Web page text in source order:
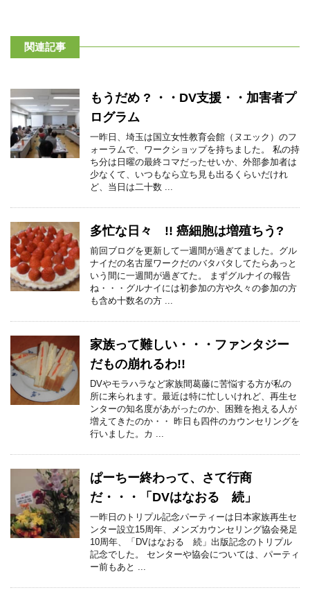
関連記事
もうだめ ? ・・DV支援・・加害者プ
ログラム
一昨日、埼玉は国立女性教育会館（ヌエック）のフ
ォーラムで、ワークショップを持ちました。 私の持
ち分は日曜の最終コマだったせいか、外部参加者は
少なくて、いつもなら立ち見も出るくらいだけれ
ど、当日は二十数 ...
多忙な日々 !! 癌細胞は増殖ちう?
前回ブログを更新して一週間が過ぎてました。グル
ナイだの名古屋ワークだのバタバタしてたらあっと
いう間に一週間が過ぎてた。 まずグルナイの報告
ね・・・グルナイには初参加の方や久々の参加の方
も含め十数名の方 ...
家族って難しい・・・ファンタジー
だもの崩れるわ!!
DVやモラハラなど家族間葛藤に苦悩する方が私の
所に来られます。最近は特に忙しいけれど、再生セ
ンターの知名度があがったのか、困難を抱える人が
増えてきたのか・・ 昨日も四件のカウンセリングを
行いました。カ ...
ぱーちー終わって、さて行商
だ・・・「DVはなおる 続」
一昨日のトリプル記念パーティーは日本家族再生セ
ンター設立15周年、メンズカウンセリング協会発足
10周年、「DVはなおる 続」出版記念のトリプル
記念でした。 センターや協会については、パーティ
ー前もあと ...